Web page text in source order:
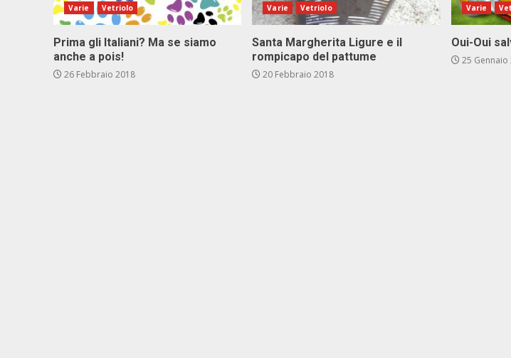
Varie Vetriolo
Prima gli Italiani? Ma se siamo
anche a pois!
26 Febbraio 2018
Varie Vetriolo
Santa Margherita Ligure e il
rompicapo del pattume
20 Febbraio 2018
Varie
Oui-Oui
25 Gennaio